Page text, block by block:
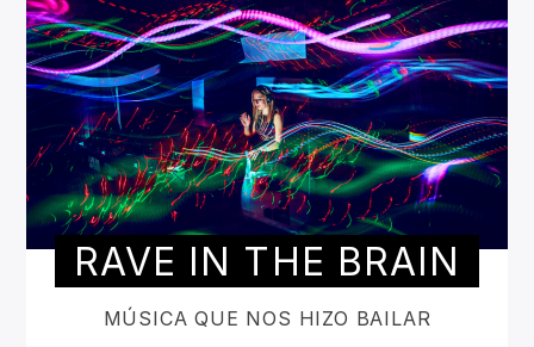
RAVE IN THE BRAIN
MÚSICA QUE NOS HIZO BAILAR